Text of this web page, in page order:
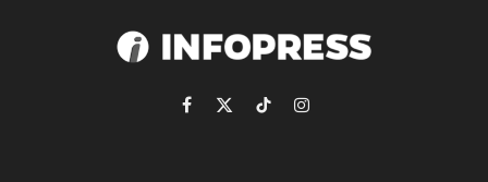
Facebook
X
TikTokInstagram